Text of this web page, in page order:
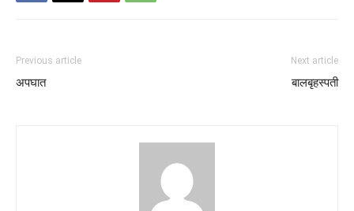
Previous article
अपघात
Next article
बालबृहस्पती